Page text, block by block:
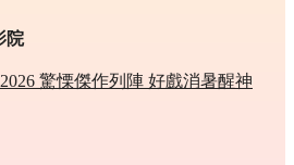
院
驚慄傑作列陣 好戲消暑醒神